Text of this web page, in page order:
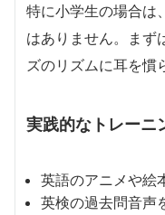
特に小学生の場合は
はありません。まず
ズのリズムに耳を慣
実践的なトレーニ
英語のアニメや絵
英検の過去問音声